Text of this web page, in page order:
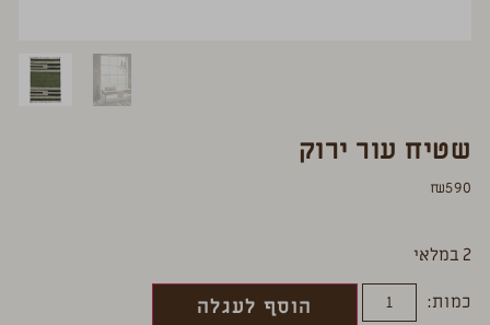
שטיח עור ירוק
₪590
2 במלאי
כמות:
הוסף לעגלה